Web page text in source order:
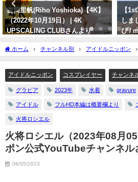
【1st写真集】「まるごと」発売
しました。【メイキング】 | まる
ぴ / marupiさんより
篠
日）
より
ホーム チャンネル別 アイドルニッポン
日） | アイドルニッポン公式YouTubeチャンネルさ
アイドルニッポン コスプレイヤー チャンネ
グラビア 2023年 水着 gravure
アイドル フルHD本編は概要欄より
火将ロシエル
火将ロシエル（2023年08月
ポン公式YouTubeチャンネル
08/05/2023